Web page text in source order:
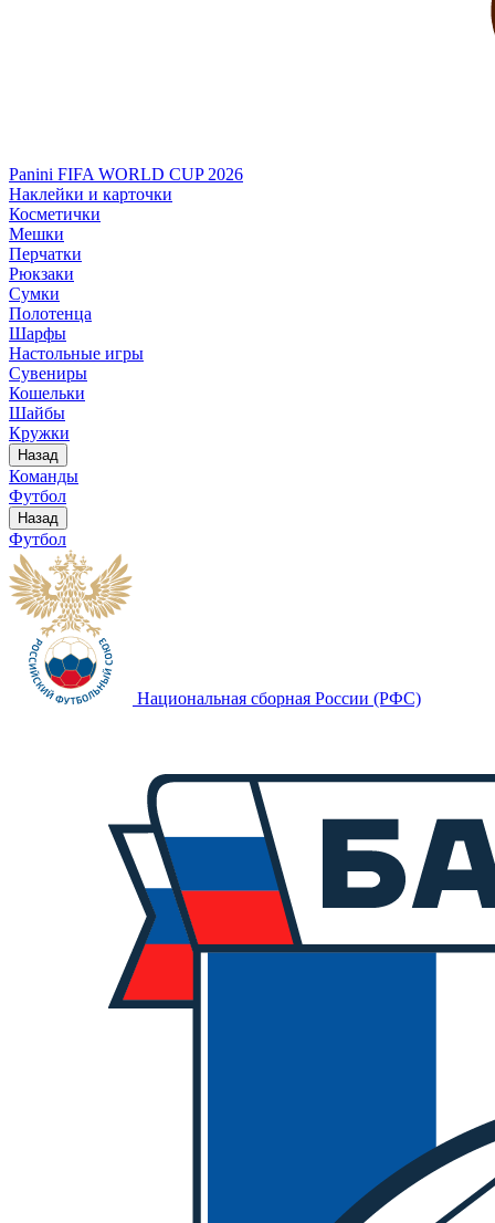
Panini FIFA WORLD CUP 2026
Наклейки и карточки
Косметички
Мешки
Перчатки
Рюкзаки
Сумки
Полотенца
Шарфы
Настольные игры
Сувениры
Кошельки
Шайбы
Кружки
Назад
Команды
Футбол
Назад
Футбол
Национальная сборная России (РФС)